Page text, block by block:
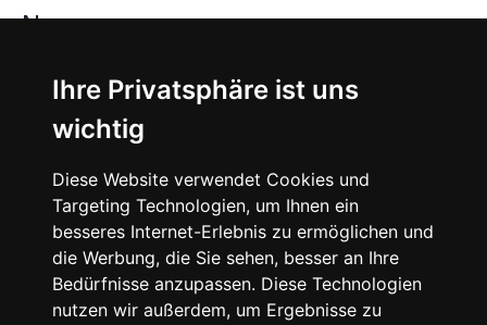
Ihre Privatsphäre ist uns
wichtig
Diese Website verwendet Cookies und
Targeting Technologien, um Ihnen ein
besseres Internet-Erlebnis zu ermöglichen und
die Werbung, die Sie sehen, besser an Ihre
Bedürfnisse anzupassen. Diese Technologien
nutzen wir außerdem, um Ergebnisse zu
News
About
Instagram
Facebook